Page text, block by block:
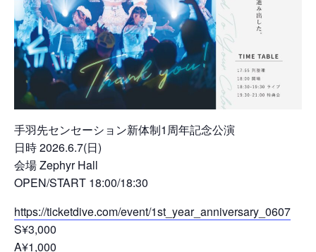
手羽先センセーション新体制1周年記念公演
日時 2026.6.7(日)
会場 Zephyr Hall
OPEN/START 18:00/18:30
https://ticketdive.com/event/1st_year_anniversary_0607
S¥3,000
A¥1,000